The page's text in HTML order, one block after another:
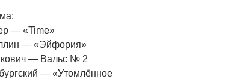
— «Time»
— «Эйфория»
— Вальс № 2
— «Утомлённое